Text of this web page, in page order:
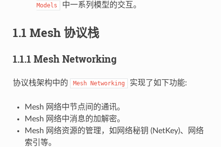
Models
中一系列模型的交互。
1.1 Mesh 协议栈
1.1.1 Mesh Networking
协议栈架构中的 Mesh Networking 实现了如下功能:
Mesh 网络中节点间的通讯。
Mesh 网络中消息的加解密。
Mesh 网络资源的管理，如网络秘钥 (NetKey)、网络
索引等。